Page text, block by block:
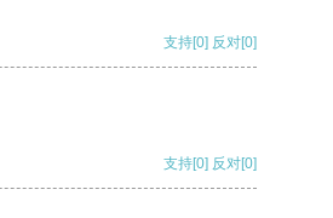
支持[0] 反对[0]
支持[0] 反对[0]